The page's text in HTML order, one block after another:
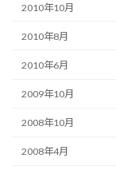
2010年10月
2010年8月
2010年6月
2009年10月
2008年10月
2008年4月